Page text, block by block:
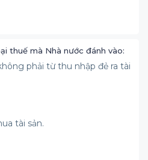
thuế mà Nhà nước đánh vào:
phải từ thu nhập đẻ ra tài
tài sản.